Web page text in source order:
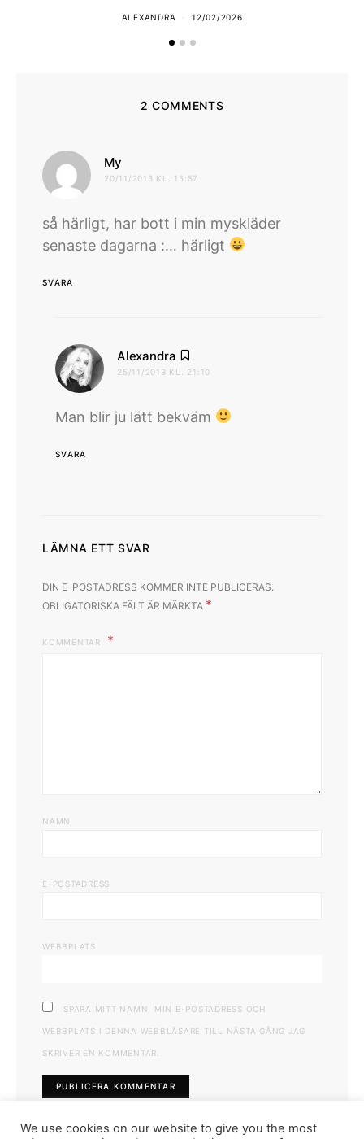
ALEXANDRA 12/02/2026
2 COMMENTS
My
20/11/2013 KL. 15:57
så härligt, har bott i min myskläder
senaste dagarna :… härligt
SVARA
Alexandra
25/11/2013 KL. 21:10
Man blir ju lätt bekväm
SVARA
LÄMNA ETT SVAR
DIN E-POSTADRESS KOMMER INTE PUBLICERAS.
OBLIGATORISKA FÄLT ÄR MÄRKTA *
KOMMENTAR
NAMN
E-POSTADRESS
WEBBPLATS
SPARA MITT NAMN, MIN E-POSTADRESS OCH
WEBBPLATS I DENNA WEBBLÄSARE TILL NÄSTA GÅNG JAG
SKRIVER EN KOMMENTAR.
We use cookies on our website to give you the most